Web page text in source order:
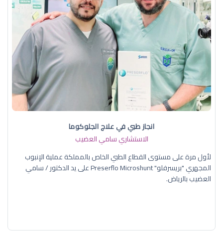
انجاز طبي في علاج الجلوكوما
الاستشاري سامي العضيب
لأول مرة على مستوى القطاع الطبي الخاص بالمملكة عملية الإنبوب
المجهري "بريسرفلو" Preserflo Microshunt على يد الدكتور / سامي
العضيب بالرياض.